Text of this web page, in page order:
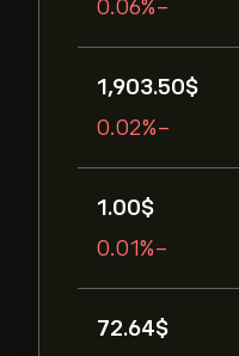
-0.06%
1,903.50‎$‎
-0.02%
1.00‎$‎
-0.01%
72.64‎$‎